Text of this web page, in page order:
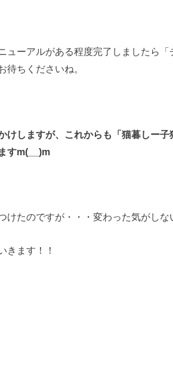
ューアルがある程度完了しましたら
待ちくださいね。
けしますが、これからも「猫暮しー
すm(__)m
けたのですが・・・変わった気がしな
きます！！